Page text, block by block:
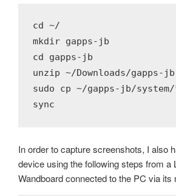
cd ~/
mkdir gapps-jb
cd gapps-jb
unzip ~/Downloads/gapps-
sudo cp ~/gapps-jb/
sync
In order to capture screenshots, I also
device using the following steps from a
Wandboard connected to the PC via its